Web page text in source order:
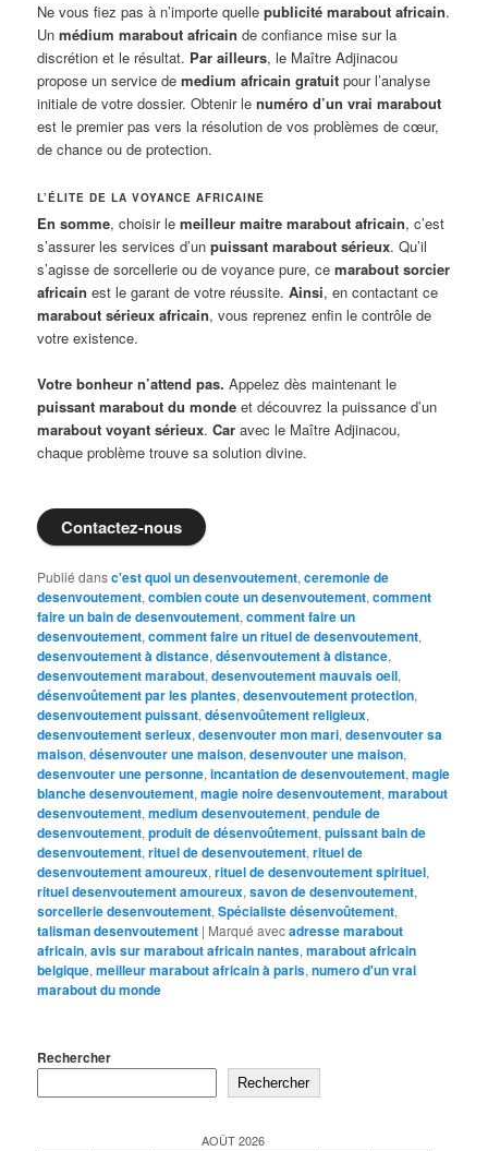
Ne vous fiez pas à n’importe quellepublicité marabout africain.
Unmédium marabout africain de confiance mise sur la
discrétion et le résultat. Par ailleurs, le Maître Adjinacou
propose un service demedium africain gratuit pour l’analyse
initiale de votre dossier. Obtenir lenuméro d’un vrai marabout
est le premier pas vers la résolution de vos problèmes de cœur,
de chance ou de protection.
L’ÉLITE DE LA VOYANCE AFRICAINE
En somme, choisir lemeilleur maitre marabout africain, c’est
s’assurer les services d’unpuissant marabout sérieux. Qu’il
s’agisse de sorcellerie ou de voyance pure, cemarabout sorcier
africain est le garant de votre réussite.Ainsi, en contactant ce
marabout sérieux africain, vous reprenez enfin le contrôle de
votre existence.
Votre bonheur n’attend pas. Appelez dès maintenant le
puissant marabout du monde et découvrez la puissance d’un
marabout voyant sérieux.Car avec le Maître Adjinacou,
chaque problème trouve sa solution divine.
Contactez-nous
Publié dansc'est quoi un desenvoutement,ceremonie de
desenvoutement,combien coute un desenvoutement,comment
faire un bain de desenvoutement,comment faire un
desenvoutement,comment faire un rituel de desenvoutement,
desenvoutement à distance,désenvoutement à distance,
desenvoutement marabout,desenvoutement mauvais oeil,
désenvoûtement par les plantes,desenvoutement protection,
desenvoutement puissant,désenvoûtement religieux,
desenvoutement serieux,desenvouter mon mari,desenvouter sa
maison,désenvouter une maison,desenvouter une maison,
desenvouter une personne,incantation de desenvoutement,magie
blanche desenvoutement,magie noire desenvoutement,marabout
desenvoutement,medium desenvoutement,pendule de
desenvoutement,produit de désenvoûtement,puissant bain de
desenvoutement,rituel de desenvoutement,rituel de
desenvoutement amoureux,rituel de desenvoutement spirituel,
rituel desenvoutement amoureux,savon de desenvoutement,
sorcellerie desenvoutement,Spécialiste désenvoûtement,
talisman desenvoutement | Marqué avecadresse marabout
africain,avis sur marabout africain nantes,marabout africain
belgique,meilleur marabout africain à paris,numero d'un vrai
marabout du monde
Rechercher
Rechercher
AOÛT 2026